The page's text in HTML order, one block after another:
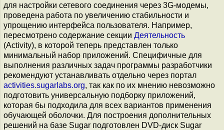
для настройки сетевого соединения через 3G-модемы,
проведена работа по увеличению стабильности и
упрощению интерфейса пользователя. Например,
пересмотрено содержание секции Деятельность
(Activity), в которой теперь представлен только
минимальный набор приложений. Специфичные для
выполнения различных задач программы разработчики
рекомендуют устанавливать отдельно через портал
activities.sugarlabs.org, так как по их мнению невозможно
подготовить универсальную подборку приложений,
которая бы подходила для всех вариантов применения
обучающей оболочки. Для построения дополнительных
решений на базе Sugar подготовлен DVD-диск Sugar